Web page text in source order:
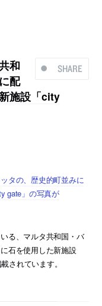
SHARE
和
配
施設「city
タの、歴史的町並みに
gate」の写真が
る、マルタ共和国・バ
石を使用した新施設
されています。